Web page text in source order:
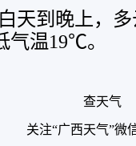
天到晚上，
温19℃。
查天气
关注“广西天气”微